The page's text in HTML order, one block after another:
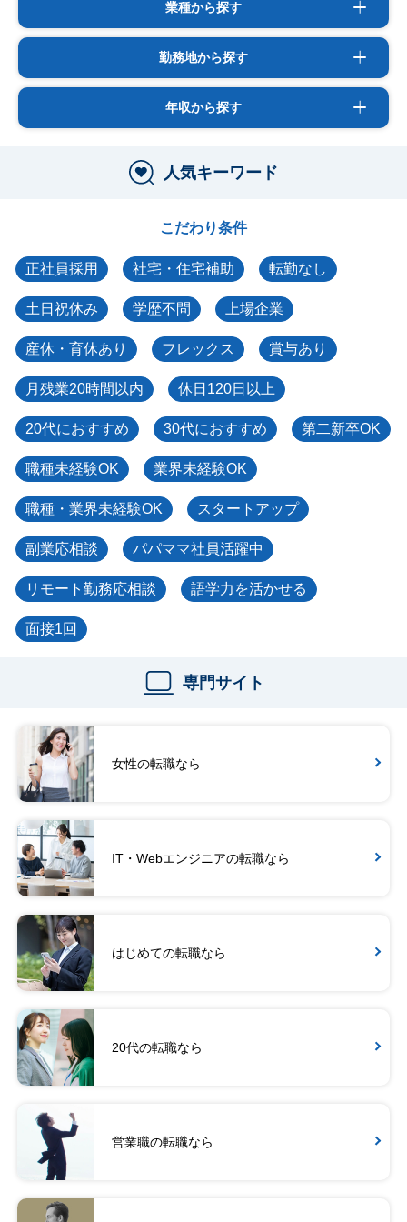
業種から探す
勤務地から探す
年収から探す
人気キーワード
こだわり条件
正社員採用 社宅・住宅補助 転勤なし
土日祝休み 学歴不問 上場企業
産休・育休あり フレックス 賞与あり
月残業20時間以内 休日120日以上
20代におすすめ 30代におすすめ 第二新卒OK
職種未経験OK 業界未経験OK
職種・業界未経験OK スタートアップ
副業応相談 パパママ社員活躍中
リモート勤務応相談 語学力を活かせる
面接1回
専門サイト
女性の転職なら
IT・Webエンジニアの転職なら
はじめての転職なら
20代の転職なら
営業職の転職なら